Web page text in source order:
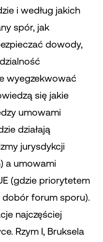
i według jakich
spór, jak
dowody,
wyegzekwować
się jakie
umowami
działają
jurysdykcji
a umowami
(gdzie priorytetem
forum sporu).
najczęściej
Rzym I, Bruksela